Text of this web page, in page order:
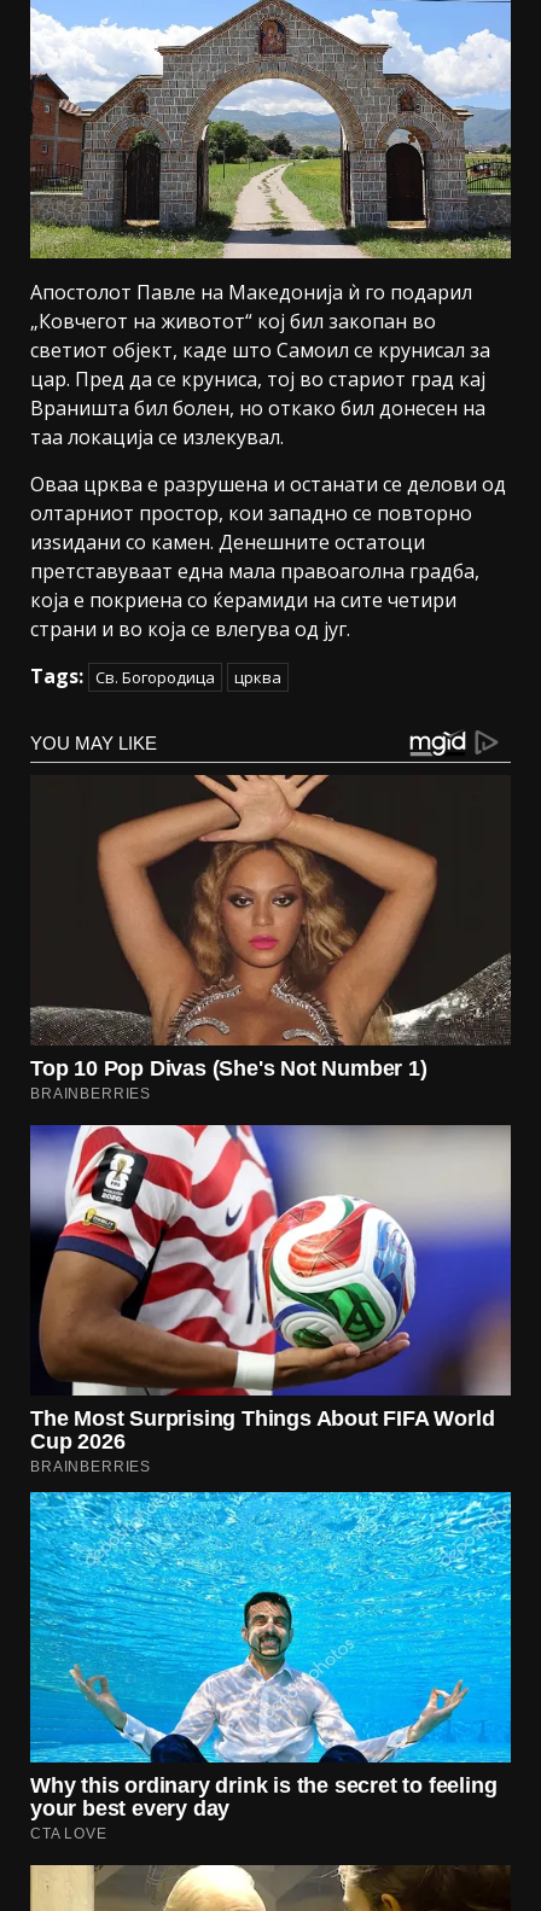
Апостолот Павле на Македонија ѝ го подарил
„Ковчегот на животот“ кој бил закопан во
светиот објект, каде што Самоил се крунисал за
цар. Пред да се круниса, тој во стариот град кај
Враништа бил болен, но откако бил донесен на
таа локација се излекувал.
Оваа црква е разрушена и останати се делови од
олтарниот простор, кои западно се повторно
изѕидани со камен. Денешните остатоци
претставуваат една мала правоаголна градба,
која е покриена со ќерамиди на сите четири
страни и во која се влегува од југ.
Tags: Св. Богородица црква